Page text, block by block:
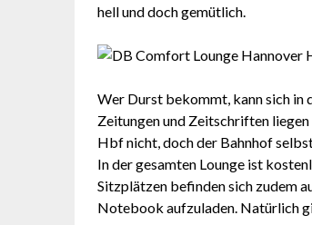
hell und doch gemütlich.
Wer Durst bekommt, kann sich in
Zeitungen und Zeitschriften
Hbf nicht, doch der Bahnhof
In der gesamten Lounge ist
Sitzplätzen befinden sich zudem
Notebook aufzuladen. Natürlich